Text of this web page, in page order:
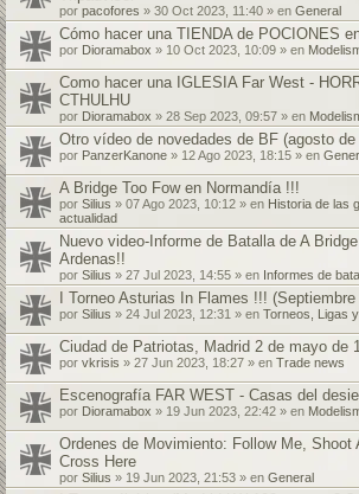
por pacofores » 30 Oct 2023, 11:40 » en General
Cómo hacer una TIENDA de POCIONES
por Dioramabox » 10 Oct 2023, 10:09 » en
Como hacer una IGLESIA Far West -
CTHULHU
por Dioramabox » 28 Sep 2023, 09:57 » en
Otro vídeo de novedades de BF (agosto de
por PanzerKanone » 12 Ago 2023, 18:15 » en
A Bridge Too Fow en Normandía !!!
por Silius » 07 Ago 2023, 10:12 » en Historia de las
actualidad
Nuevo video-Informe de Batalla de A
Ardenas!!
por Silius » 27 Jul 2023, 14:55 » en Informes de
I Torneo Asturias In Flames !!! (Septiembre
por Silius » 24 Jul 2023, 12:31 » en Torneos, Ligas
Ciudad de Patriotas, Madrid 2 de mayo de
por vkrisis » 27 Jun 2023, 18:27 » en Trade news
Escenografía FAR WEST - Casas del
por Dioramabox » 19 Jun 2023, 22:42 » en
Ordenes de Movimiento: Follow Me, Shoot
Cross Here
por Silius » 19 Jun 2023, 21:53 » en General